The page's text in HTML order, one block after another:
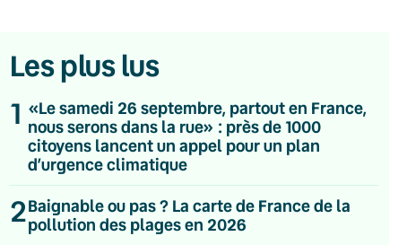
Les plus lus
1 «Le samedi 26 septembre, partout en France,
nous serons dans la rue» : près de 1000
citoyens lancent un appel pour un plan
d’urgence climatique
2Baignable ou pas ? La carte de France de la
pollution des plages en 2026
💌 Inscrivez-vous à nos newsletters